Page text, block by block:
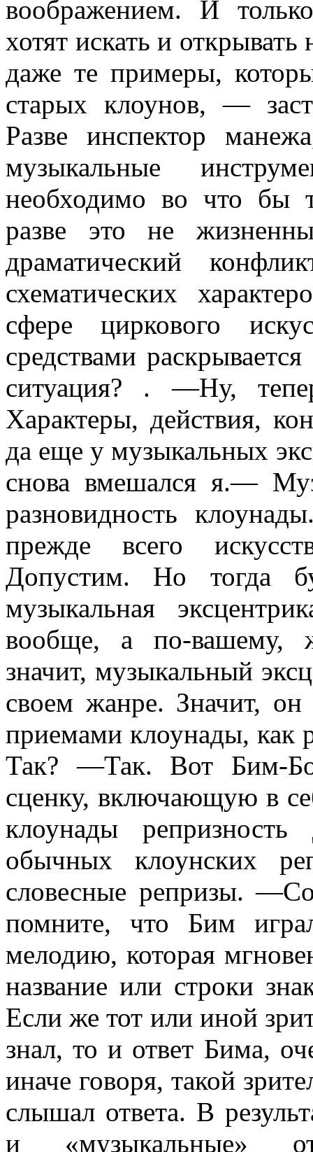
воображением. И
хотят искать и
даже те примеры,
ста­рых клоунов, —
Разве инспектор
музыкальные
необходимо во что бы
разве это не
драмати­ческий
схематических
сфере циркового
средствами
ситуация? . —Ну,
Характеры, действия,
да еще у музыкальных
снова вмешался я.—
разновидность
прежде всего
Допустим. Но тогда
музыкаль­ная
вообще, а по-вашему,
значит, музыкальный
своем жанре. Значит,
приемами клоунады, как
Так? —Так. Вот Бим-
сценку, включа­ющую в
клоунады
обычных клоунских
словесные репризы.
помните, что Бим
мелодию, которая
название или строки
Если же тот или иной
знал, то и от­вет Бима,
иначе говоря, такой
слышал ответа. В
и «музыкальные»